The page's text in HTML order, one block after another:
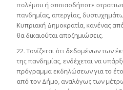
πολέμου ή οποιασδήποτε
πανδημίας, απεργίας,
Κυπριακή Δημοκρατία, κανένας
θα δικαιούται αποζημιώσεις.
22. Τονίζεται ότι δεδομένων των
της πανδημίας, ενδέχεται να
πρόγραμμα εκδηλώσεων για το
από τον Δήμο, αναλόγως των